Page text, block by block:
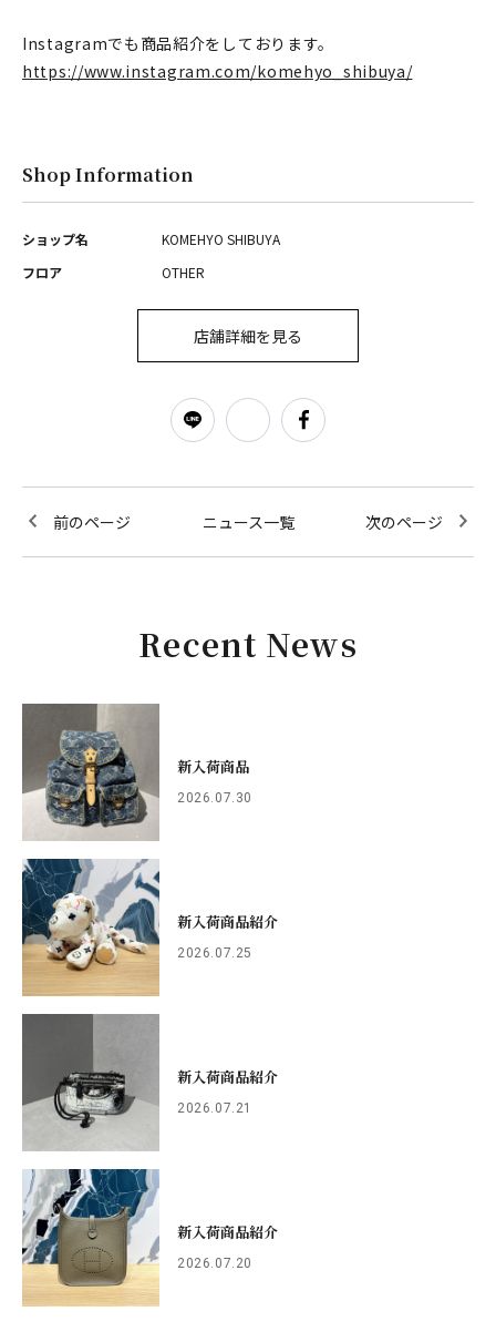
Instagramでも商品紹介をしております。
https://www.instagram.com/komehyo_shibuya/
Shop Information
ショップ名
KOMEHYO SHIBUYA
フロア
OTHER
店舗詳細を見る
前のページ ニュース一覧 次のページ
Recent News
新入荷商品
2026.07.30
新入荷商品紹介
2026.07.25
新入荷商品紹介
2026.07.21
新入荷商品紹介
2026.07.20